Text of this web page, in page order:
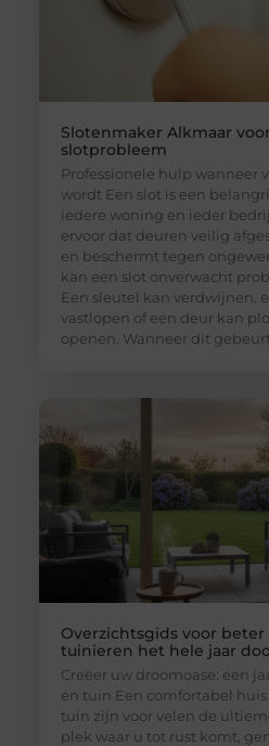
Slotenmaker Alkmaar
slotprobleem
Professionele hulp wanneer
wordt Een slot is een
iedere woning en ieder
ervoor dat deuren veilig
en beschermt tegen
kan een slot onverwacht
Een sleutel kan verdwijnen,
vastlopen of een deur kan
openen. Wanneer dit
Overzichtsgids voor
tuinieren het hele jaar
Creëer uw droomoase: een
en tuin Een comfortabel
tuin zijn voor velen de
plek waar u tot rust komt,